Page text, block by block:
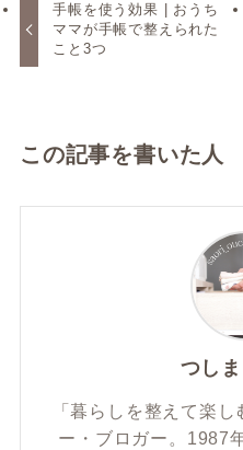
手帳を使う効果 | おうち
ママが手帳で整えられた
こと3つ
この記事を書いた人
つし
「暮らしを整えて楽
ー・ブロガー。1987